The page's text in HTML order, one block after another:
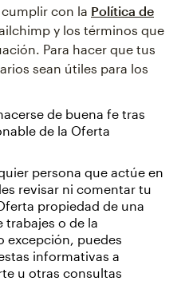
con la Política de
y los términos que
Para hacer que tus
sean útiles para los
de buena fe tras
de la Oferta
persona que actúe en
revisar ni comentar tu
propiedad de una
trabajes o de la
excepción, puedes
informativas a
u otras consultas